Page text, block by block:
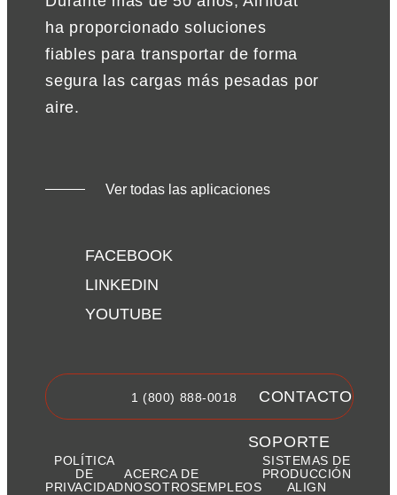
ha proporcionado soluciones
fiables para transportar de forma
segura las cargas más pesadas por
aire.
Ver todas las aplicaciones
FACEBOOK
LINKEDIN
YOUTUBE
POLÍTICA
DE
PRIVACIDAD
ACERCA DE
NOSOTROSEMPLEOS
SISTEMAS DE
PRODUCCIÓN
ALIGN
1 (800) 888-0018 CONTACTO
SOPORTE